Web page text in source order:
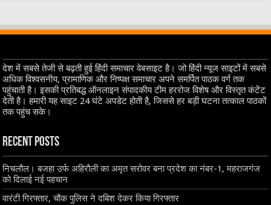
देश में सबसे तेजी से बढ़ती हुई हिंदी समाचार वेबसाइट है। जो हिंदी न्यूज साइटों में सबसे
अधिक विश्वसनीय, प्रामाणिक और निष्पक्ष समाचार अपने समर्पित पाठक वर्ग तक
पहुंचाती है। इसकी प्रतिबद्ध ऑनलाइन संपादकीय टीम हररोज विशेष और विस्तृत कंटेंट
देती है। हमारी यह साइट 24 घंटे अपडेट होती है, जिससे हर बड़ी घटना तत्काल पाठकों
तक पहुंच सके।
Recent Posts
निचलौल। बजहा उर्फ अहिरौली का अमृत सरोवर बना प्रदेश का नंबर-1, महराजगंज
को दिलाई नई पहचान
वारंटी गिरफ्तार, चौक पुलिस ने दबिश देकर किया गिरफ्तार